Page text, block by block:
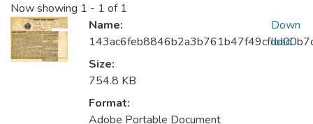
Now showing 1 - 1 of 1
Name:
Size:
754.8 KB
Format:
Adobe Portable Document
Down
load